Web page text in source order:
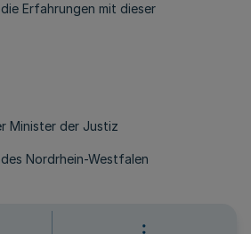
Erfahrungen mit dieser
Minister der Justiz
Nordrhein-Westfalen